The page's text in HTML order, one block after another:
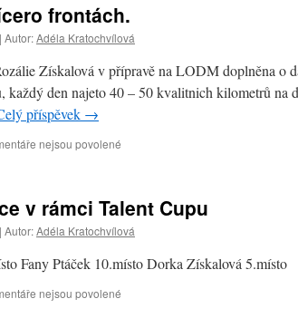
4.kolo
Pohár
Plzeňského
kraje
XCO
v
frontách.
| Autor:Adéla Kratochvílová
Získalová v přípravě na LODM doplněna o
každý den najeto 40 – 50 kvalitnich kilometrů na
příspěvek →
nejsou povolené
Víkend
na
vícero
frontách.
v rámci Talent Cupu
| Autor:Adéla Kratochvílová
Fany Ptáček 10.místo Dorka Získalová 5.místo
nejsou povolené